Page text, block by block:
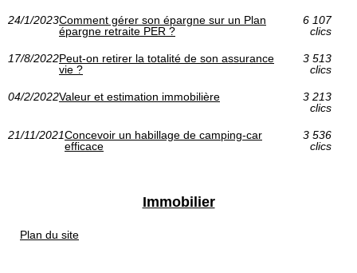
24/1/2023Comment gérer son épargne sur un Plan
épargne retraite PER ?
6 107
clics
17/8/2022Peut-on retirer la totalité de son assurance
vie ?
3 513
clics
04/2/2022Valeur et estimation immobilière
3 213
clics
21/11/2021Concevoir un habillage de camping-car
efficace
3 536
clics
Immobilier
Plan du site